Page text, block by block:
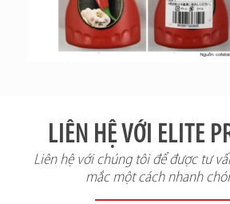
LIÊN HỆ VỚI ELITE
Liên hệ với chúng tôi để được tư
mắc một cách nhanh